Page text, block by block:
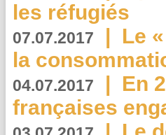
les réfugiés
07.07.2017 | Le
la
04.07.2017 | En
françaises